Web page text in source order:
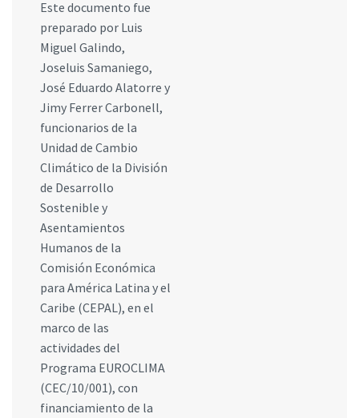
Este documento fue
preparado por Luis
Miguel Galindo,
Joseluis Samaniego,
José Eduardo Alatorre y
Jimy Ferrer Carbonell,
funcionarios de la
Unidad de Cambio
Climático de la División
de Desarrollo
Sostenible y
Asentamientos
Humanos de la
Comisión Económica
para América Latina y el
Caribe (CEPAL), en el
marco de las
actividades del
Programa EUROCLIMA
(CEC/10/001), con
financiamiento de la